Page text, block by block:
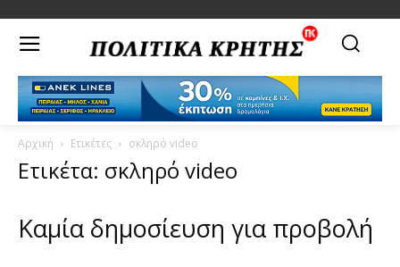
Αρχική Ετικέτες σκληρό video
Ετικέτα: σκληρό video
Καμία δημοσίευση για προβολή